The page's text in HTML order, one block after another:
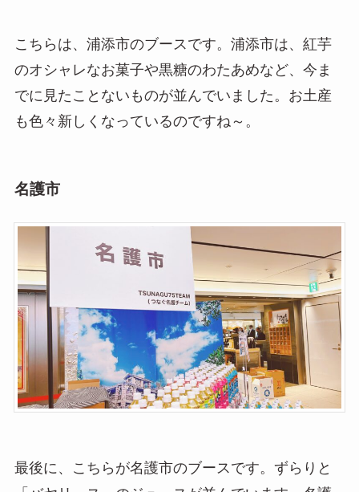
こちらは、浦添市のブースです。浦添市は、紅芋
のオシャレなお菓子や黒糖のわたあめなど、今ま
でに見たことないものが並んでいました。お土産
も色々新しくなっているのですね～。
名護市
最後に、こちらが名護市のブースです。ずらりと